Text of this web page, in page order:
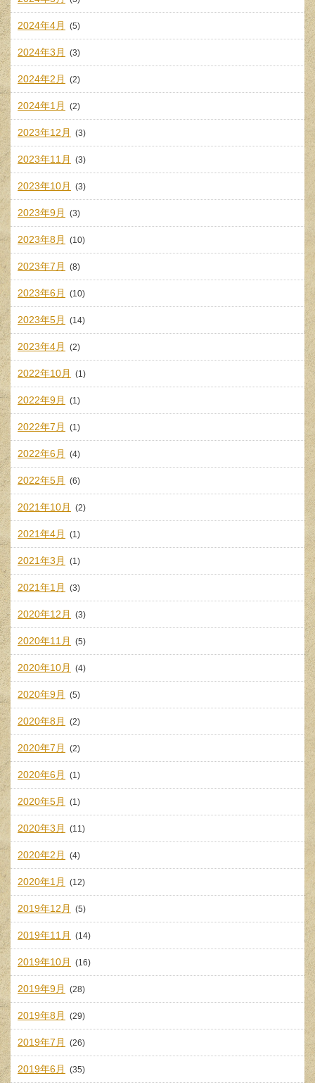
2024年4月 (5)
2024年3月 (3)
2024年2月 (2)
2024年1月 (2)
2023年12月 (3)
2023年11月 (3)
2023年10月 (3)
2023年9月 (3)
2023年8月 (10)
2023年7月 (8)
2023年6月 (10)
2023年5月 (14)
2023年4月 (2)
2022年10月 (1)
2022年9月 (1)
2022年7月 (1)
2022年6月 (4)
2022年5月 (6)
2021年10月 (2)
2021年4月 (1)
2021年3月 (1)
2021年1月 (3)
2020年12月 (3)
2020年11月 (5)
2020年10月 (4)
2020年9月 (5)
2020年8月 (2)
2020年7月 (2)
2020年6月 (1)
2020年5月 (1)
2020年3月 (11)
2020年2月 (4)
2020年1月 (12)
2019年12月 (5)
2019年11月 (14)
2019年10月 (16)
2019年9月 (28)
2019年8月 (29)
2019年7月 (26)
2019年6月 (35)